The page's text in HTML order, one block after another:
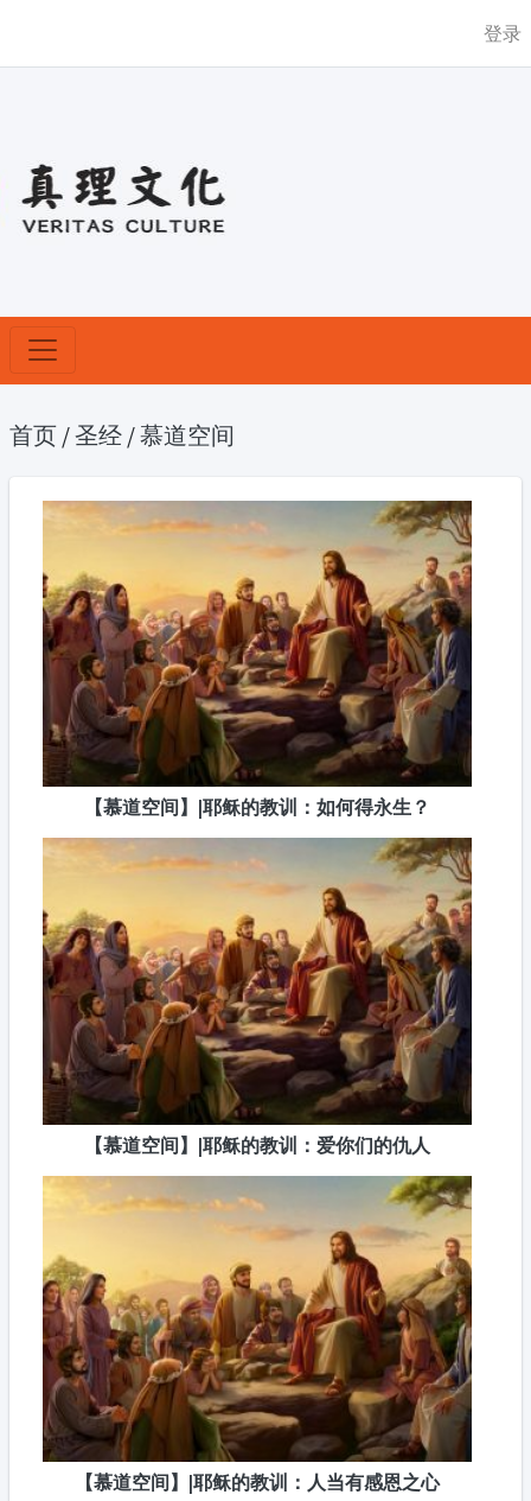
登录
首页 /圣经 /慕道空间
【慕道空间】|耶稣的教训：如何得永生？
【慕道空间】|耶稣的教训：爱你们的仇人
【慕道空间】|耶稣的教训：人当有感恩之心